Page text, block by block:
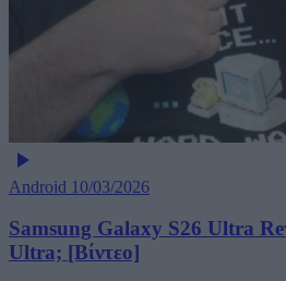
Android 10/03/2026
Samsung Galaxy S26 Ultra
Ultra; [Βίντεο]